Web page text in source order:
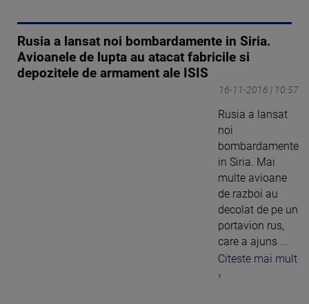
Rusia a lansat noi bombardamente in Siria.
Avioanele de lupta au atacat fabricile si
depozitele de armament ale ISIS
16-11-2016 | 10:57
Rusia a lansat
noi
bombardamente
in Siria. Mai
multe avioane
de razboi au
decolat de pe un
portavion rus,
care a ajuns ...
Citeste mai mult
›